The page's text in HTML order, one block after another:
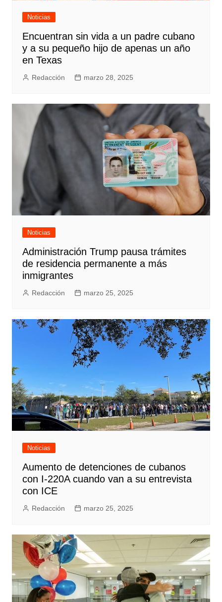
Noticias
Encuentran sin vida a un padre cubano
y a su pequeño hijo de apenas un año
en Texas
Redacción marzo 28, 2025
Noticias
Administración Trump pausa trámites
de residencia permanente a más
inmigrantes
Redacción marzo 25, 2025
Noticias
Aumento de detenciones de cubanos
con I-220A cuando van a su entrevista
con ICE
Redacción marzo 25, 2025